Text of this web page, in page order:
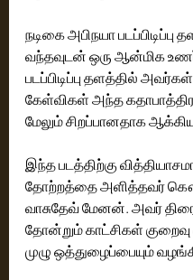
நடிகை அபிநயா படப்பிடிப்பு
வந்தவுடன் ஒரு ஆன்மிக
படப்பிடிப்பு தளத்தில் அவர்கள்
கேள்விகள் அந்த
மேலும் சிறப்பானதாக
இந்த படத்திற்கு
தோற்றத்தை அளித்தவர்
வாசுதேவ் மேனன். அவர்
தோன்றும் காட்சிகள்